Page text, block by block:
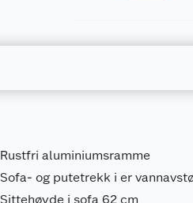
Rustfri aluminiumsramme
Sofa- og putetrekk i er
Sittehøyde i sofa 62 cm